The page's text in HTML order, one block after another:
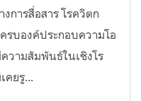
ารสื่อสาร โรควิตก
รบองค์ประกอบความโอ
วามสัมพันธ์ในเชิงโร
คยรู...